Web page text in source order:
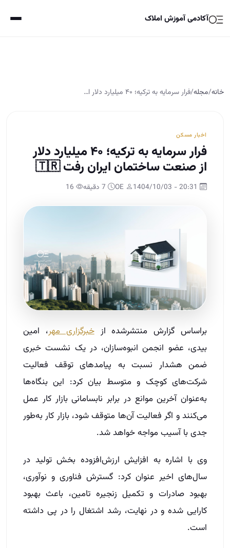
آکادمی آموزش املاک
خانه/مجله/فرار سرمایه به ترکیه؛ ۴۰ میلیارد دلار ا…
اخبار مسکن
فرار سرمایه به ترکیه؛ ۴۰ میلیارد دلار
از صنعت ساختمان ایران رفت 🇹🇷
براساس گزارش منتشرشده ازخبرگزاری مهر، امین
بیدی، عضو انجمن انبوه‌سازان، در یک نشست خبری
ضمن هشدار نسبت به پیامدهای توقف فعالیت
شرکت‌های کوچک و متوسط بیان کرد: این بنگاه‌ها
به‌عنوان آخرین موانع در برابر نابسامانی بازار کار عمل
می‌کنند و اگر فعالیت آن‌ها متوقف شود، بازار کار به‌طور
جدی با آسیب مواجه خواهد شد.
وی با اشاره به افزایش ارزش‌افزوده بخش تولید در
سال‌های اخیر عنوان کرد: گسترش فناوری و نوآوری،
بهبود صادرات و تکمیل زنجیره تامین، باعث بهبود
کارایی شده و در نهایت، رشد اشتغال را در پی داشته
است.